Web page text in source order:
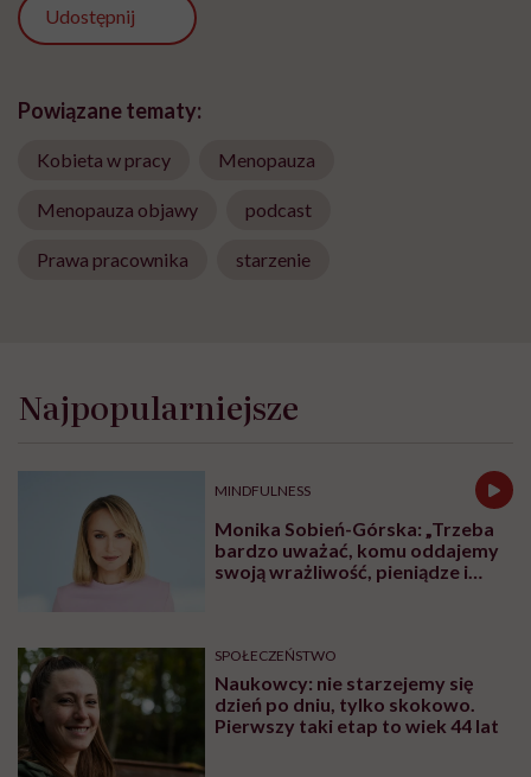
Udostępnij
Powiązane tematy:
Kobieta w pracy Menopauza
Menopauza objawy podcast
Prawa pracownika starzenie
Najpopularniejsze
MINDFULNESS
Monika Sobień-Górska: „Trzeba
bardzo uważać, komu oddajemy
swoją wrażliwość, pieniądze i
SPOŁECZEŃSTWO
Naukowcy: nie starzejemy się
dzień po dniu, tylko skokowo.
Pierwszy taki etap to wiek 44 lat